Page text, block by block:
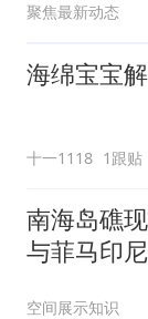
聚焦最新动态
海绵宝宝
十一1118 1跟贴
南海岛礁
与菲马印
空间展示知识